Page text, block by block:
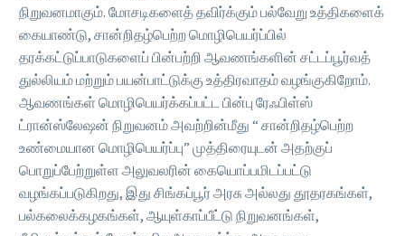
நிறுவனமாகும். மோசடிகளைத் தவிர்க்கும் பல்வேறு உத்திகளைக்
கையாண்டு, சான்றிதழ்பெற்ற மொழிபெயர்ப்பில்
தரக்கட்டுப்பாடுகளைப் பின்பற்றி ஆவணங்களின் சட்டப்பூர்வத்
துல்லியம் மற்றும் பயன்பாட்டுக்கு உத்திரவாதம் வழங்குகிறோம்.
ஆவணங்கள் மொழிபெயர்க்கப்பட்ட பின்பு ரேஃபிள்ஸ்
ட்ரான்ஸ்லேஷன் நிறுவனம் அவற்றின்மீது “ சான்றிதழ்பெற்ற
உண்மையான மொழிபெயர்ப்பு” முத்திரையுடன் அதற்குப்
பொறுப்பேற்றுள்ள அலுவலரின் கையொப்பமிடப்பட்டு
வழங்கப்படுகிறது, இது சிங்கப்பூர் அரசு அல்லது தூதரகங்கள்,
பல்கலைக்கழகங்கள், ஆயுள்காப்பீட்டு நிறுவனங்கள்,